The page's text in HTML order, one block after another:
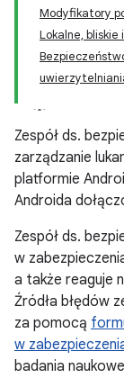
Modyfikatory
Lokalne, bliskie
Zespół ds.
zarządzanie
platformie
Androida
Zespół ds.
w
a także reaguje
Źródła błędów
za pomocą
w
badania